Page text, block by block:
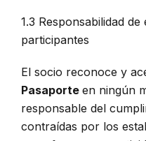
1.3 Responsabilidad
participantes
El socio reconoce y
Pasaporte en ningún
responsable del
contraídas por los